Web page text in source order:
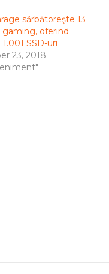
sărbătoreşte 13
gaming, oferind
SSD-uri
23, 2018